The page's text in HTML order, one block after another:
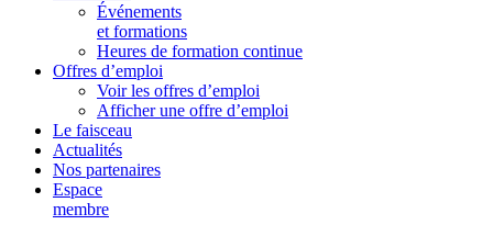
Événements
et formations
Heures de formation continue
Offres d’emploi
Voir les offres d’emploi
Afficher une offre d’emploi
Le faisceau
Actualités
Nos partenaires
Espace
membre